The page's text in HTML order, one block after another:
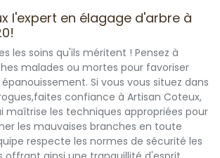
l'expert en élagage d'arbre à
les soins qu'ils méritent ! Pensez à
malades ou mortes pour favoriser
Si vous vous situez dans
confiance à Artisan Coteux,
maîtrise les techniques appropriées pour
les mauvaises branches en toute
respecte les normes de sécurité les